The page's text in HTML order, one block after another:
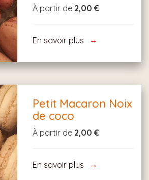
À partir de 2,00 €
En savoir plus
Petit Macaron Noix
de coco
À partir de 2,00 €
En savoir plus